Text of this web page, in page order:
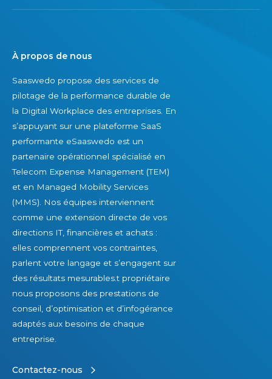
À propos de nous
Saaswedo propose des services de
pilotage de la performance durable de
la Digital Workplace des entreprises. En
s’appuyant sur une plateforme SaaS
performante eSaaswedo est un
partenaire opérationnel spécialisé en
Telecom Expense Management (TEM)
et en Managed Mobility Services
(MMS). Nos équipes interviennent
comme une extension directe de vos
directions IT, financières et achats :
elles comprennent vos contraintes,
parlent votre langage et s’engagent sur
des résultats mesurables.t propriétaire
nous proposons des prestations de
conseil, d’optimisation et d’infogérance
adaptés aux besoins de chaque
entreprise.
Contactez-nous